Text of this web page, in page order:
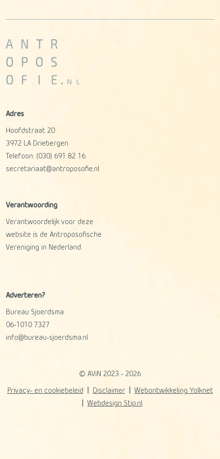
Adres
Hoofdstraat 20
3972 LA
Driebergen
Telefoon: (030) 691 82 16
secretariaat@antroposofie.nl
Verantwoording
Verantwoordelijk voor deze
website is de Antroposofische
Vereniging in Nederland.
Adverteren?
Bureau Sjoerdsma
06-1010 7327
info@bureau-sjoerdsma.nl
© AViN 2023 - 2026
Privacy- en cookiebeleid Disclaimer
Webontwikkeling Yolknet
Webdesign Stip.nl